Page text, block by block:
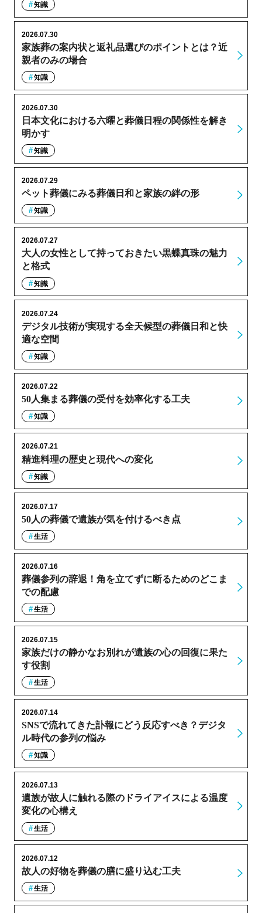
知識
家族葬の案内状と返礼品選びのポイントとは？近
親者のみの場合
2026.07.30
知識
日本文化における六曜と葬儀日程の関係性を解き
明かす
2026.07.30
知識
ペット葬儀にみる葬儀日和と家族の絆の形
2026.07.29
知識
大人の女性として持っておきたい黒蝶真珠の魅力
と格式
2026.07.27
知識
デジタル技術が実現する全天候型の葬儀日和と快
適な空間
2026.07.24
知識
50人集まる葬儀の受付を効率化する工夫
2026.07.22
知識
精進料理の歴史と現代への変化
2026.07.21
知識
50人の葬儀で遺族が気を付けるべき点
2026.07.17
生活
葬儀参列の辞退！角を立てずに断るためのどこま
での配慮
2026.07.16
生活
家族だけの静かなお別れが遺族の心の回復に果た
す役割
2026.07.15
生活
SNSで流れてきた訃報にどう反応すべき？デジタ
ル時代の参列の悩み
2026.07.14
知識
遺族が故人に触れる際のドライアイスによる温度
変化の心構え
2026.07.13
生活
故人の好物を葬儀の膳に盛り込む工夫
2026.07.12
生活